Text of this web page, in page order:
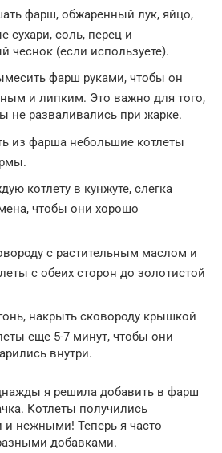
фарш, обжаренный лук, яйцо,
сухари, соль, перец и
чеснок (если используете).
фарш руками, чтобы он
и липким. Это важно для того,
не разваливались при жарке.
из фарша небольшие котлеты
котлету в кунжуте, слегка
чтобы они хорошо
с растительным маслом и
с обеих сторон до золотистой
накрыть сковороду крышкой
еще 5-7 минут, чтобы они
внутри.
я решила добавить в фарш
Котлеты получились
нежными! Теперь я часто
добавками.